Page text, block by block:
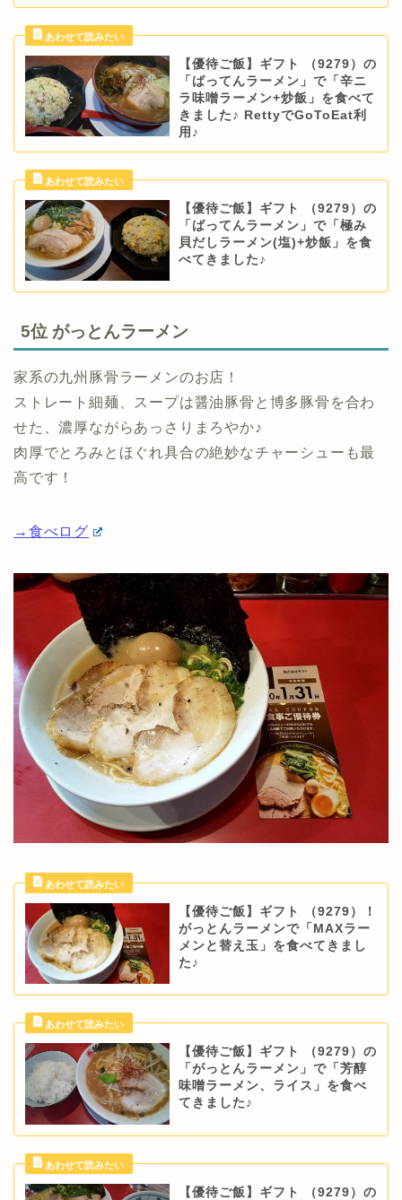
【優待ご飯】ギフト （9279）の
「ばってんラーメン」で「辛ニ
ラ味噌ラーメン+炒飯」を食べて
きました♪ RettyでGoToEat利
用♪
【優待ご飯】ギフト （9279）の
「ばってんラーメン」で「極み
貝だしラーメン(塩)+炒飯」を食
べてきました♪
5位 がっとんラーメン
家系の九州豚骨ラーメンのお店！
ストレート細麺、スープは醤油豚骨と博多豚骨を合わ
せた、濃厚ながらあっさりまろやか♪
肉厚でとろみとほぐれ具合の絶妙なチャーシューも最
高です！
→食べログ
【優待ご飯】ギフト （9279）！
がっとんラーメンで「MAXラー
メンと替え玉」を食べてきまし
た♪
【優待ご飯】ギフト （9279）の
「がっとんラーメン」で「芳醇
味噌ラーメン、ライス」を食べ
てきました♪
【優待ご飯】ギフト （9279）の